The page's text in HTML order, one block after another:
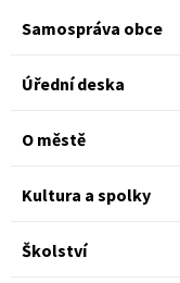
Samospráva obce
Úřední deska
O městě
Kultura a spolky
Školství